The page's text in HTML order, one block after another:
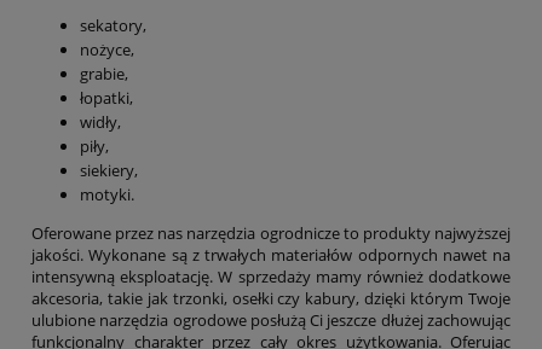
sekatory,
nożyce,
grabie,
łopatki,
widły,
piły,
siekiery,
motyki.
Oferowane przez nas narzędzia ogrodnicze to produkty najwyższej
jakości. Wykonane są z trwałych materiałów odpornych nawet na
intensywną eksploatację. W sprzedaży mamy również dodatkowe
akcesoria, takie jak trzonki, osełki czy kabury, dzięki którym Twoje
ulubione narzędzia ogrodowe posłużą Ci jeszcze dłużej zachowując
funkcjonalny charakter przez cały okres użytkowania. Oferując